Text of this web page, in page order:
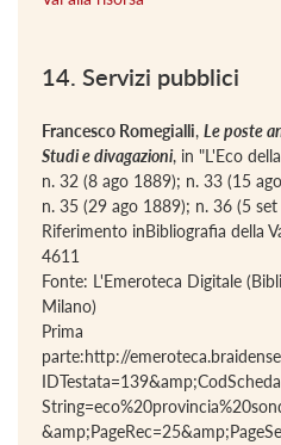
14. Servizi pubblici
Francesco Romegialli, Le poste
Studi e divagazioni, in "L'Eco
n. 32 (8 ago 1889); n. 33 (15
n. 35 (29 ago 1889); n. 36 (5
Riferimento inBibliografia della
4611
Fonte: L'Emeroteca Digitale
Milano)
Prima
parte:http://